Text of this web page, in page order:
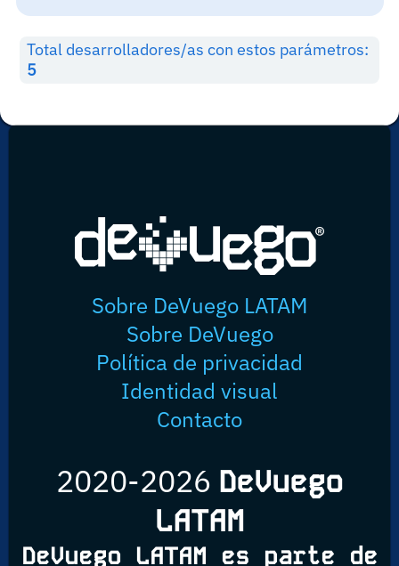
Total desarrolladores/as con estos parámetros:
5
Sobre DeVuego LATAM
Sobre DeVuego
Política de privacidad
Identidad visual
Contacto
2020-2026 DeVuego
LATAM
DeVuego LATAM es parte de